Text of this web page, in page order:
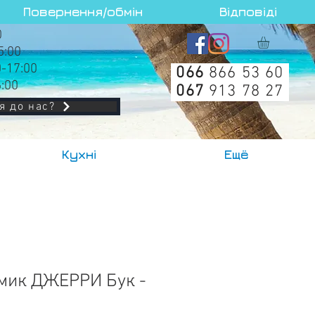
Повернення/обмін Відповіді
17:00
до нас?
066 866 53 60
067 913 78 27
Кухні Ещё
ДЖЕРРИ Бук -